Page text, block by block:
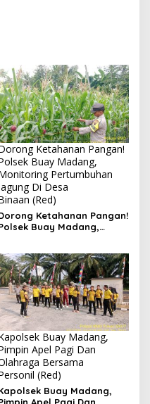
Ketahanan Pangan!
Buay Madang,
Pertumbuhan
Di Desa
(Red)
Ketahanan Pangan!
Buay Madang,
Buay Madang,
Apel Pagi Dan
Bersama
(Red)
Buay Madang,